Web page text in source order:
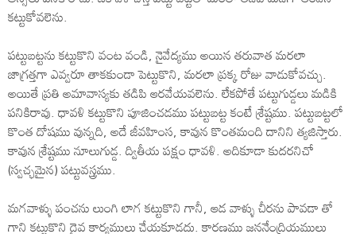
కట్టుకోవలెను.
పట్టుబట్టను కట్టుకొని వంట వండి, నైవేద్యము అయిన తరువాత మరలా
జాగ్రత్తగా ఎవ్వరూ తాకకుండా పెట్టుకొని, మరలా ప్రక్క రోజు వాడుకోవచ్చు.
అయితే ప్రతి అమావాస్యకు తడిపి ఆరవేయవలెను. లేకపోతే పట్టుగుడ్డలు మడికి
పనికిరావు. ధావళి కట్టుకొని పూజించడము పట్టుబట్ట కంటే శ్రేష్టము. పట్టుబట్టలో
కొంత దోషము వున్నది, అదే జీవహింస, కావున కొంతమంది దానిని త్యజిస్తారు.
కావున శ్రేష్టము నూలుగుడ్డ. ద్వితీయ పక్షం ధావళి. అదికూడా కుదరనిచో
(స్వచ్ఛమైన) పట్టువస్త్రము.
మగవాళ్ళు పంచను లుంగి లాగ కట్టుకొని గానీ, ఆడ వాళ్ళు చీరను పావడా తో
గాని కట్టుకొని దైవ కార్యములు చేయకూడదు. కారణము జననేంద్రియములు